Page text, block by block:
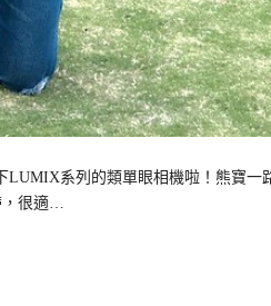
系列的類單眼相機啦！熊寶一
，很適…